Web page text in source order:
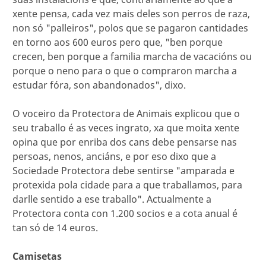
xente pensa, cada vez mais deles son perros de raza,
non só "palleiros", polos que se pagaron cantidades
en torno aos 600 euros pero que, "ben porque
crecen, ben porque a familia marcha de vacacións ou
porque o neno para o que o compraron marcha a
estudar fóra, son abandonados", dixo.
O voceiro da Protectora de Animais explicou que o
seu traballo é as veces ingrato, xa que moita xente
opina que por enriba dos cans debe pensarse nas
persoas, nenos, anciáns, e por eso dixo que a
Sociedade Protectora debe sentirse "amparada e
protexida pola cidade para a que traballamos, para
darlle sentido a ese traballo". Actualmente a
Protectora conta con 1.200 socios e a cota anual é
tan só de 14 euros.
Camisetas